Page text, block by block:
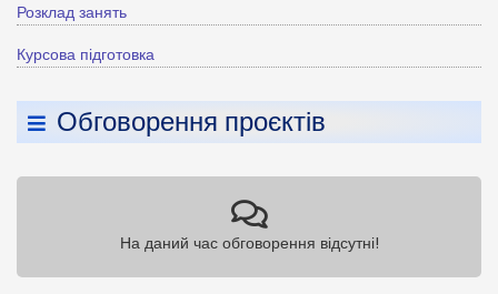
Розклад занять
Курсова підготовка
Обговорення проєктів
На даний час обговорення відсутні!